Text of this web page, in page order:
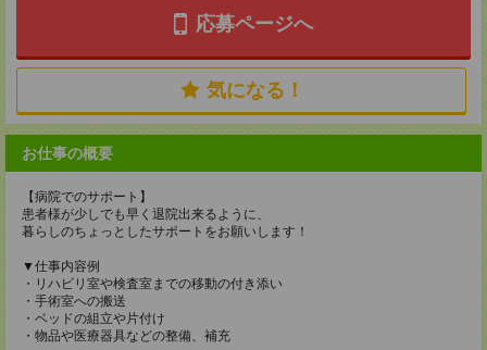
応募ページへ
気になる！
お仕事の概要
【病院でのサポート】
患者様が少しでも早く退院出来るように、
暮らしのちょっとしたサポートをお願いします！
▼仕事内容例
・リハビリ室や検査室までの移動の付き添い
・手術室への搬送
・ベッドの組立や片付け
・物品や医療器具などの整備、補充